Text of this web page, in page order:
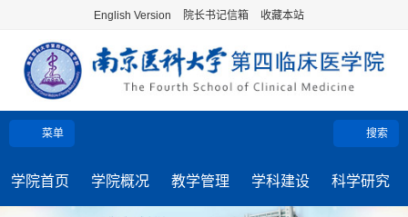
English Version 院长书记信箱 收藏本站
菜单 搜索
学院首页 学院概况 教学管理 学科建设 科学研究